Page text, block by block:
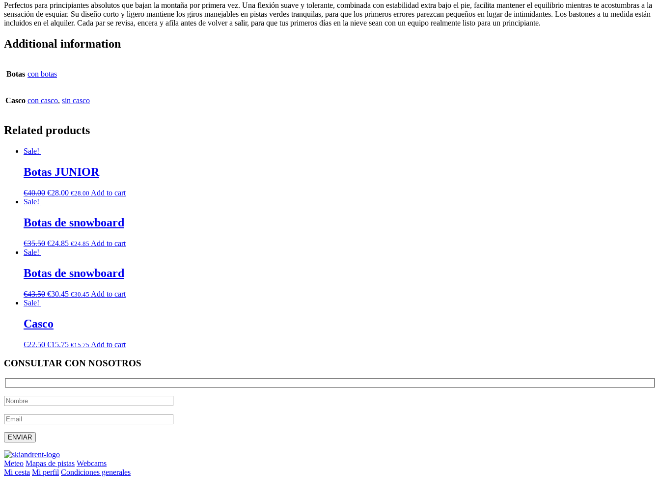
Perfectos para principiantes absolutos que bajan la montaña por primera vez. Una flexión suave y tolerante, combinada con estabilidad extra bajo el pie, facilita mantener el equilibrio mientras te acostumbras a la
sensación de esquiar. Su diseño corto y ligero mantiene los giros manejables en pistas verdes tranquilas, para que los primeros errores parezcan pequeños en lugar de intimidantes. Los bastones a tu medida están
incluidos en el alquiler. Cada par se revisa, encera y afila antes de volver a salir, para que tus primeros días en la nieve sean con un equipo realmente listo para un principiante.
Additional information
Botas con botas
Casco con casco, sin casco
Related products
Sale!
Botas JUNIOR
€40.00 €28.00 €28.00 Add to cart
Sale!
Botas de snowboard
€35.50 €24.85 €24.85 Add to cart
Sale!
Botas de snowboard
€43.50 €30.45 €30.45 Add to cart
Sale!
Casco
€22.50 €15.75 €15.75 Add to cart
CONSULTAR CON NOSOTROS
Deja este campo vacío.
Meteo Mapas de pistas Webcams
Mi cesta Mi perfil Condiciones generales